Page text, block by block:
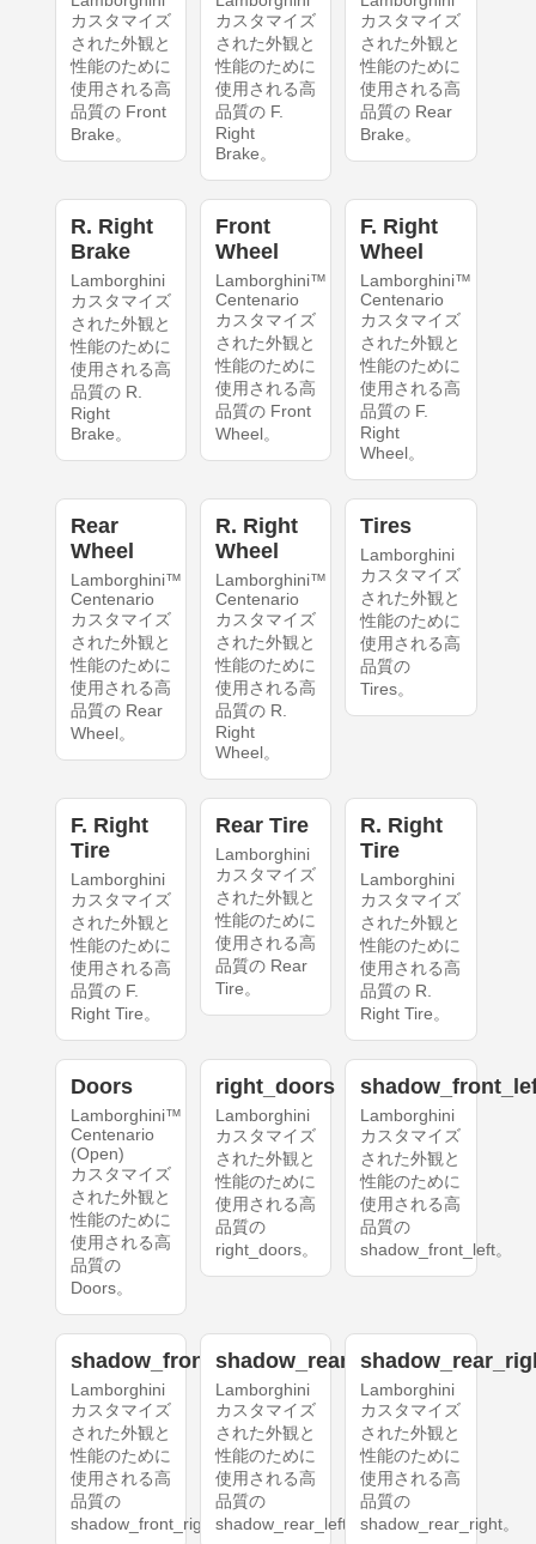
カスタマイズ
された外観と
性能のために
使用される高
品質の Front
Brake。
カスタマイズ
された外観と
性能のために
使用される高
品質の F.
Right
Brake。
カスタマイズ
された外観と
性能のために
使用される高
品質の Rear
Brake。
R. Right
Brake
Lamborghini
カスタマイズ
された外観と
性能のために
使用される高
品質の R.
Right
Brake。
Front
Wheel
Lamborghini™
Centenario
カスタマイズ
された外観と
性能のために
使用される高
品質の Front
Wheel。
F. Right
Wheel
Lamborghini™
Centenario
カスタマイズ
された外観と
性能のために
使用される高
品質の F.
Right
Wheel。
Rear
Wheel
Lamborghini™
Centenario
カスタマイズ
された外観と
性能のために
使用される高
品質の Rear
Wheel。
R. Right
Wheel
Lamborghini™
Centenario
カスタマイズ
された外観と
性能のために
使用される高
品質の R.
Right
Wheel。
Tires
Lamborghini
カスタマイズ
された外観と
性能のために
使用される高
品質の
Tires。
F. Right
Tire
Lamborghini
カスタマイズ
された外観と
性能のために
使用される高
品質の F.
Right Tire。
Rear Tire
Lamborghini
カスタマイズ
された外観と
性能のために
使用される高
品質の Rear
Tire。
R. Right
Tire
Lamborghini
カスタマイズ
された外観と
性能のために
使用される高
品質の R.
Right Tire。
Doors
Lamborghini™
Centenario
(Open)
カスタマイズ
された外観と
性能のために
使用される高
品質の
Doors。
right_doors
Lamborghini
カスタマイズ
された外観と
性能のために
使用される高
品質の
right_doors。
Lamborghini
カスタマイズ
された外観と
性能のために
使用される高
品質の
shadow_front_left。
shadow_front_right
Lamborghini
カスタマイズ
された外観と
性能のために
使用される高
品質の
shadow_front_right。
shadow_rear_left
Lamborghini
カスタマイズ
された外観と
性能のために
使用される高
品質の
shadow_rear_left。
Lamborghini
カスタマイズ
された外観と
性能のために
使用される高
品質の
shadow_rear_right。